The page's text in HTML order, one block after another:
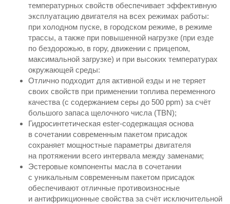
температурных свойств обеспечивает эффективную
эксплуатацию двигателя на всех режимах работы:
при холодном пуске, в городском режиме, в режиме
трассы, а также при повышенной нагрузке (при езде
по бездорожью, в гору, движении с прицепом,
максимальной загрузке) и при высоких температурах
окружающей среды:
Отлично подходит для активной езды и не теряет
своих свойств при применении топлива переменного
качества (с содержанием серы до 500 ppm) за счёт
большого запаса щелочного числа (TBN);
Гидросинтетическая ester-содержащая основа
в сочетании современным пакетом присадок
сохраняет мощностные параметры двигателя
на протяжении всего интервала между заменами;
Эстеровые компоненты масла в сочетании
с уникальным современным пакетом присадок
обеспечивают отличные противоизносные
и антифрикционные свойства за счёт исключительной